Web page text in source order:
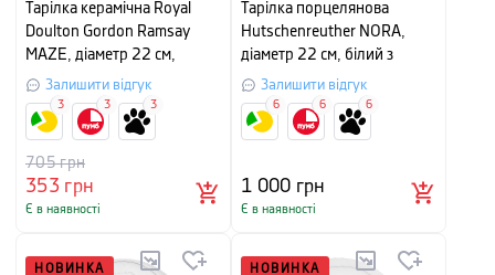
Тарілка керамічна Royal
Doulton Gordon Ramsay
MAZE, діаметр 22 см,
блакитний
Залишити відгук
353 грн
705грн
Є в наявності
3 3 3
Тарілка порцелянова
Hutschenreuther NORA,
діаметр 22 см, білий з
малюнком
Залишити відгук
1 000 грн
Є в наявності
6 6 6
НОВИНКА НОВИНКА